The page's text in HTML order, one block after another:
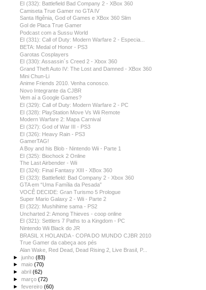
EI (332): Battlefield Bad Company 2 - XBox 360
Camiseta True Gamer no GTA IV
Santa Ifigênia, God of Games e XBox 360 Slim
Gol de Placa True Gamer
Podcast com a Sussu World
EI (331): Call of Duty: Modern Warfare 2 - Especia...
BETA: Medal of Honor - PS3
Garotas Cosplayers
EI (330): Assassin´s Creed 2 - Xbox 360
Grand Theft Auto IV: The Lost and Damned - XBox 360
Mini Chun-Li
Anime Friends 2010. Venha conosco.
Novo Integrante da CJBR
Vem aí a Google Games?
EI (329): Call of Duty: Modern Warfare 2 - PC
EI (328): PlayStation Move Vs Wii Remote
Modern Warfare 2: Mapa Carnival
EI (327): God of War III - PS3
EI (326): Heavy Rain - PS3
GamerTAG!
A Boy and his Blob - Nintendo Wii - Parte 1
EI (325): Biochock 2 Online
The Last Airbender - Wii
EI (324): Final Fantasy XIII - XBox 360
EI (323): Battlefield: Bad Company 2 - Xbox 360
GTA em “Uma Família da Pesada”
VOCÊ DECIDE: Gran Turismo 5 Prologue
Super Mario Galaxy 2 - Wii - Parte 2
EI (322): Mushihime sama - PS2
Uncharted 2: Among Thieves - coop online
EI (321): Settlers 7 Paths to a Kingdom - PC
Nintendo Wii Black do JR
BRASIL X HOLANDA - COPA DO MUNDO CJBR 2010
True Gamer da cabeça aos pés
Alan Wake, Red Dead, Dead Rising 2, Live Brasil, P...
►junho(83)
►maio(70)
►abril(62)
►março(72)
►fevereiro(60)